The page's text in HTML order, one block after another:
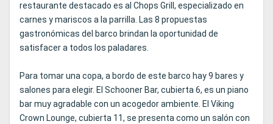
restaurante destacado es al Chops Grill, especializado en
carnes y mariscos a la parrilla. Las 8 propuestas
gastronómicas del barco brindan la oportunidad de
satisfacer a todos los paladares.
Para tomar una copa, a bordo de este barco hay 9 bares y
salones para elegir. El Schooner Bar, cubierta 6, es un piano
bar muy agradable con un acogedor ambiente. El Viking
Crown Lounge, cubierta 11, se presenta como un salón con